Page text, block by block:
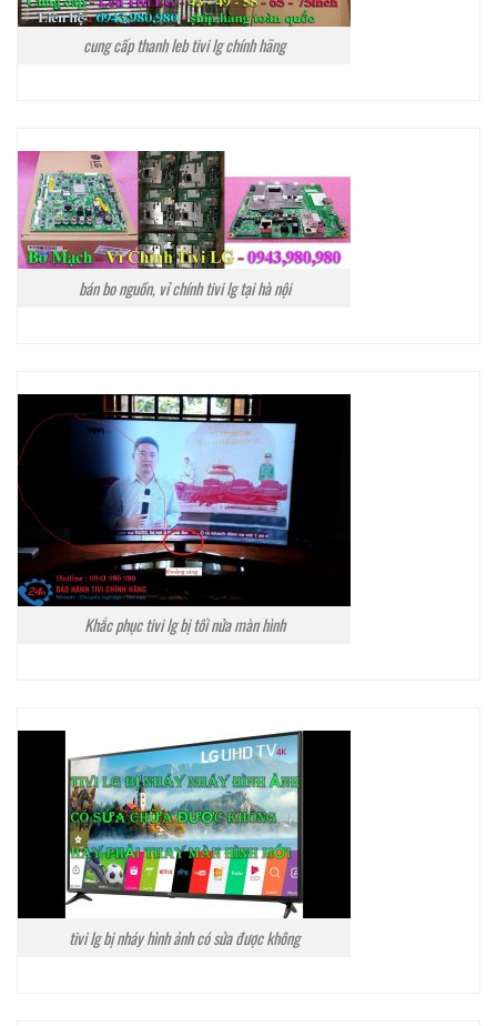
cung cấp thanh leb tivi lg chính hãng
bán bo nguồn, vỉ chính tivi lg tại hà nội
Khắc phục tivi lg bị tối nửa màn hình
tivi lg bị nháy hình ảnh có sửa được không